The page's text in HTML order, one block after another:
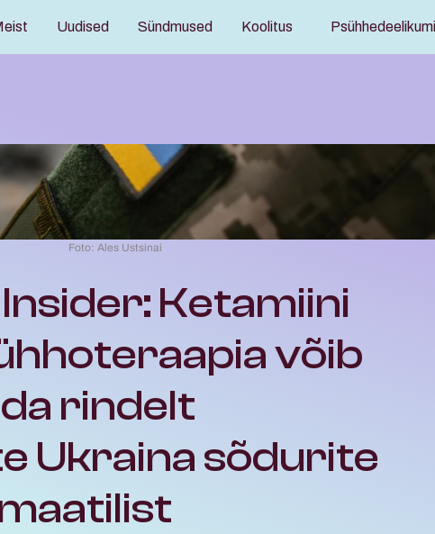
Uudised Sündmused Koolitus
Foto: Ales Ustsinai
Ketamiini
võib
rindelt
Ukraina sõdurite